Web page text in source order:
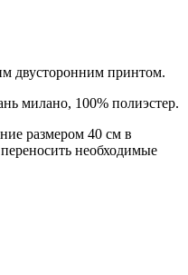
двусторонним принтом.
милано, 100% полиэстер.
размером 40 см в
необходимые